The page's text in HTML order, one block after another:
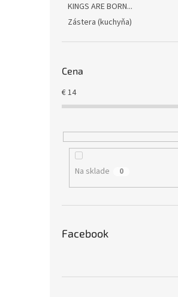
KINGS ARE BORN...
Zástera (kuchyňa)
Cena
€14
Na sklade 0
Facebook